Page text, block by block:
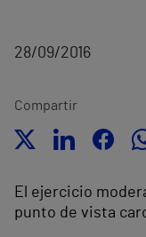
28/09/2016
Compartir
El ejercicio
punto de vista